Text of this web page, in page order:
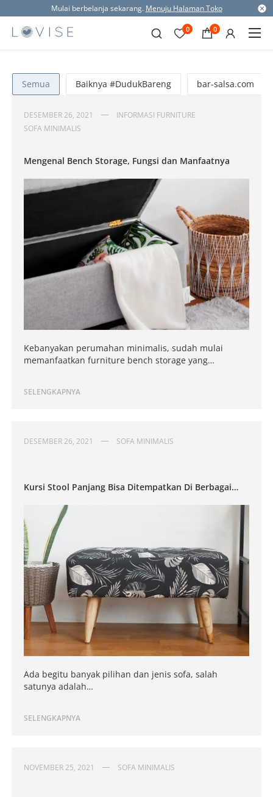
Mulai berbelanja sekarang. Menuju Halaman Toko
0 0
Semua Baiknya #DudukBareng bar-salsa.com
DESEMBER 26, 2021
INFORMASI FURNITURE
SOFA MINIMALIS
Mengenal Bench Storage, Fungsi dan Manfaatnya
Kebanyakan perumahan minimalis, sudah mulai
memanfaatkan furniture bench storage yang…
SELENGKAPNYA
DESEMBER 26, 2021 SOFA MINIMALIS
Kursi Stool Panjang Bisa Ditempatkan Di Berbagai
Ada begitu banyak pilihan dan jenis sofa, salah
satunya adalah…
SELENGKAPNYA
NOVEMBER 25, 2021 SOFA MINIMALIS